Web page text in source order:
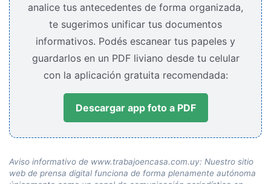
analice tus antecedentes de forma organizada,
te sugerimos unificar tus documentos
informativos. Podés escanear tus papeles y
guardarlos en un PDF liviano desde tu celular
con la aplicación gratuita recomendada:
Descargar app foto a PDF
Aviso informativo de www.trabajoencasa.com.uy: Nuestro sitio
web de prensa digital funciona de forma plenamente autónoma